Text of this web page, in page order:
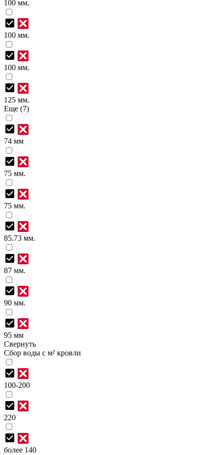
100 мм.
100 мм.
100 мм.
125 мм.
Еще (7)
74 мм
75 мм.
75 мм.
85.73 мм.
87 мм.
90 мм.
95 мм
Свернуть
Сбор воды с м² кровли
100-200
220
более 140